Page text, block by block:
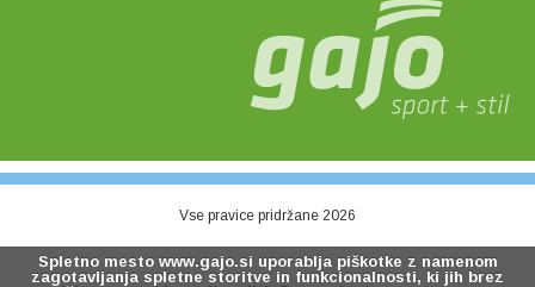
Vse pravice pridržane 2026
Spletno mesto www.gajo.si uporablja piškotke z namenom
zagotavljanja spletne storitve in funkcionalnosti, ki jih brez